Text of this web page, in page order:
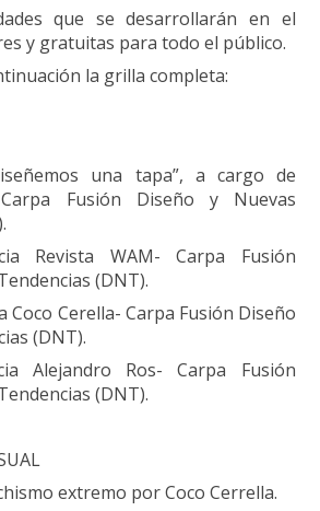
que se desarrollarán en el
y gratuitas para todo el público.
la grilla completa:
una tapa”, a cargo de
Fusión Diseño y Nuevas
Revista WAM- Carpa Fusión
(DNT).
Coco Cerella- Carpa Fusión Diseño
(DNT).
Alejandro Ros- Carpa Fusión
(DNT).
extremo por Coco Cerrella.